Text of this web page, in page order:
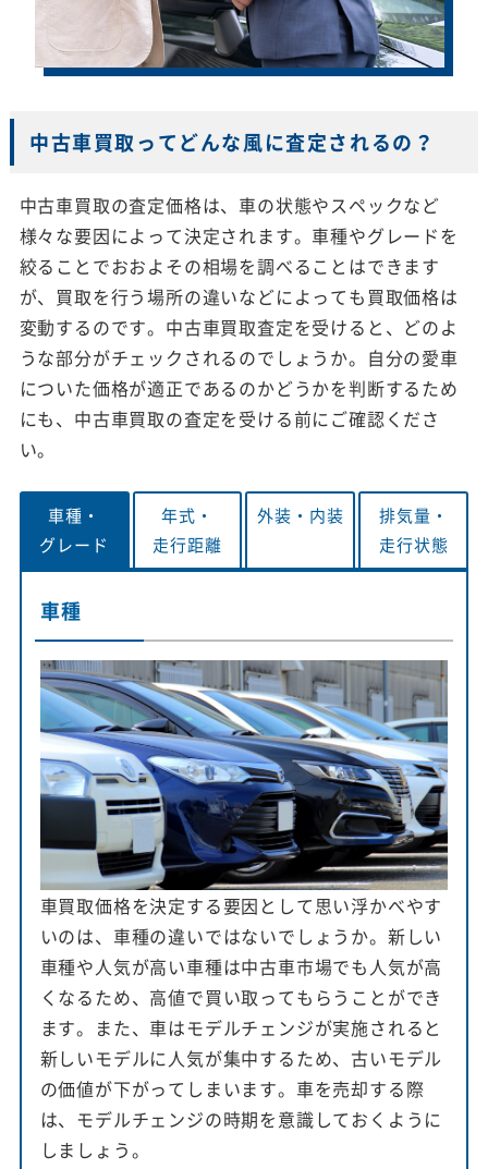
中古車買取ってどんな風に査定されるの？
中古車買取の査定価格は、車の状態やスペックなど
様々な要因によって決定されます。車種やグレードを
絞ることでおおよその相場を調べることはできます
が、買取を行う場所の違いなどによっても買取価格は
変動するのです。中古車買取査定を受けると、どのよ
うな部分がチェックされるのでしょうか。自分の愛車
についた価格が適正であるのかどうかを判断するため
にも、中古車買取の査定を受ける前にご確認くださ
い。
車種・
グレード
年式・
走行距離
外装・ 内装
排気量・
走行状態
車種
車買取価格を決定する要因として思い浮かべやす
いのは、車種の違いではないでしょうか。新しい
車種や人気が高い車種は中古車市場でも人気が高
くなるため、高値で買い取ってもらうことができ
ます。また、車はモデルチェンジが実施されると
新しいモデルに人気が集中するため、古いモデル
の価値が下がってしまいます。車を売却する際
は、モデルチェンジの時期を意識しておくように
しましょう。